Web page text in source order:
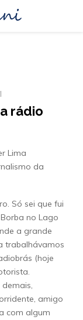
rádio
Lima
da
Só sei que fui
no Lago
a grande
trabalhávamos
(hoje
amigo
com algum